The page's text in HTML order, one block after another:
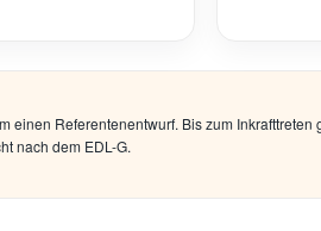
einen Referentenentwurf. Bis zum
nach dem EDL-G.